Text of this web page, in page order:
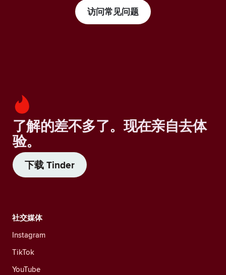
访问常见问题
了解的差不多了。现在亲自去体
验。
下载 Tinder
社交媒体
Instagram
TikTok
YouTube